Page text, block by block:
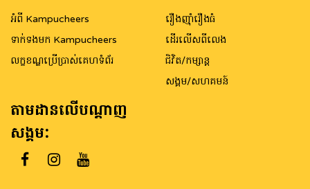
អំពី Kampucheers
ទាក់ទងមក Kampucheers
លក្ខខណ្ឌប្រើប្រាស់គេហទំព័រ
រឿងញ៉ាំរឿងធំ
ដើរលើសពីលេង
ជិវិត/កម្សាន្ត
សង្គម/សហគមន៍
តាមដានលើបណ្តាញ
សង្គម: